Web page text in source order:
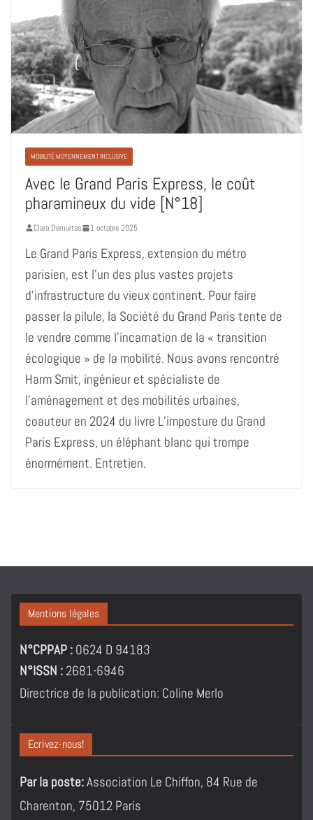
MOBILITÉ MOYENNEMENT INCLUSIVE
Avec le Grand Paris Express, le coût
pharamineux du vide [N°18]
Clara Demurtas 1 octobre 2025
Le Grand Paris Express, extension du métro
parisien, est l’un des plus vastes projets
d’infrastructure du vieux continent. Pour faire
passer la pilule, la Société du Grand Paris tente de
le vendre comme l’incarnation de la « transition
écologique » de la mobilité. Nous avons rencontré
Harm Smit, ingénieur et spécialiste de
l’aménagement et des mobilités urbaines,
coauteur en 2024 du livre L’imposture du Grand
Paris Express, un éléphant blanc qui trompe
énormément. Entretien.
Mentions légales
N°CPPAP : 0624 D 94183
N°ISSN :2681-6946
Directrice de la publication: Coline Merlo
Ecrivez-nous!
Par la poste:Association Le Chiffon, 84 Rue de
Charenton, 75012 Paris